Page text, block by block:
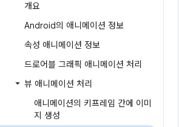
개요
Android의 애니메이션 정보
속성 애니메이션 정보
드로어블 그래픽 애니메이션 처리
뷰 애니메이션 처리
애니메이션의 키프레임 간에 이미
지 생성